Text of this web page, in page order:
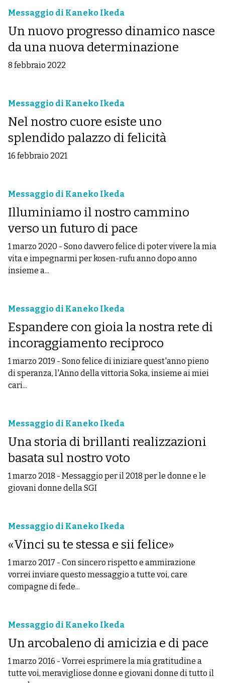
Messaggio di Kaneko Ikeda
Un nuovo progresso dinamico nasce
da una nuova determinazione
8 febbraio 2022
Messaggio di Kaneko Ikeda
Nel nostro cuore esiste uno
splendido palazzo di felicità
16 febbraio 2021
Messaggio di Kaneko Ikeda
Illuminiamo il nostro cammino
verso un futuro di pace
1 marzo 2020 - Sono davvero felice di poter vivere la mia
vita e impegnarmi per kosen-rufu anno dopo anno
insieme a...
Messaggio di Kaneko Ikeda
Espandere con gioia la nostra rete di
incoraggiamento reciproco
1 marzo 2019 - Sono felice di iniziare quest'anno pieno
di speranza, l'Anno della vittoria Soka, insieme ai miei
cari...
Messaggio di Kaneko Ikeda
Una storia di brillanti realizzazioni
basata sul nostro voto
1 marzo 2018 - Messaggio per il 2018 per le donne e le
giovani donne della SGI
Messaggio di Kaneko Ikeda
«Vinci su te stessa e sii felice»
1 marzo 2017 - Con sincero rispetto e ammirazione
vorrei inviare questo messaggio a tutte voi, care
compagne di fede...
Messaggio di Kaneko Ikeda
Un arcobaleno di amicizia e di pace
1 marzo 2016 - Vorrei esprimere la mia gratitudine a
tutte voi, meravigliose donne e giovani donne di tutto il